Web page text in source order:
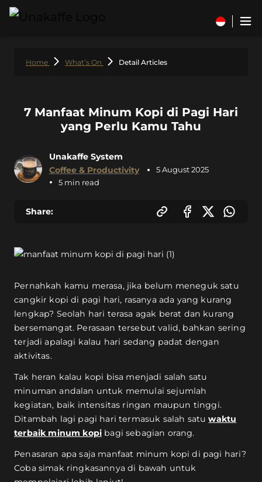
Home What’s On Detail Articles
7 Manfaat Minum Kopi di Pagi Hari
yang Perlu Kamu Tahu
Unakaffe System
Coffee & Productivity
5 August 2025
5 min read
Share:
Pernahkah kamu merasa, jika belum meneguk satu
cangkir kopi di pagi hari, rasanya ada yang kurang
lengkap? Seolah hari terasa agak berat dan kurang
bersemangat. Perasaan tersebut valid, bahkan sering
terjadi apalagi kalau hari sedang padat dengan
aktivitas.
Tak heran kalau kopi bisa menjadi salah satu
minuman andalan untuk memulai sejumlah
kegiatan, baik intensitas ringan maupun tinggi.
Ditambah lagi pagi hari termasuk salah satuwaktu
terbaik minum kopi bagi sebagian orang.
Penasaran apa saja manfaat minum kopi di pagi hari?
Coba simak ringkasannya di bawah untuk